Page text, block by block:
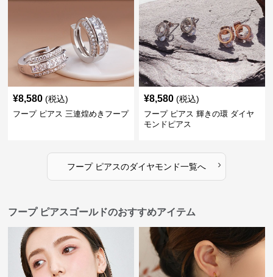
¥8,580 (税込)
フープ ピアス 三連煌めきフープ
¥8,580 (税込)
フープ ピアス 輝きの環 ダイヤ
モンドピアス
フープ ピアスのダイヤモンド一覧へ ›
フープ ピアスゴールドのおすすめアイテム